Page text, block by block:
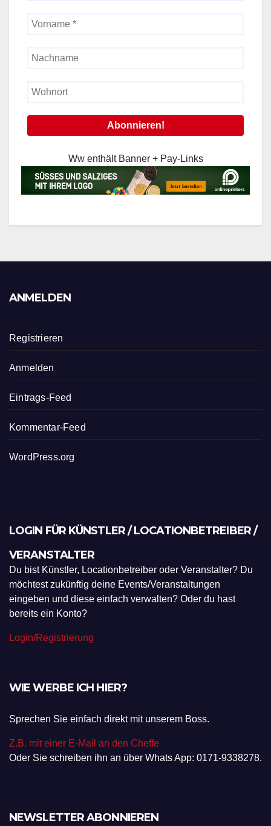
Ww enthält Banner + Pay-Links
ANMELDEN
Registrieren
Anmelden
Eintrags-Feed
Kommentar-Feed
WordPress.org
LOGIN FÜR KÜNSTLER / LOCATIONBETREIBER /
VERANSTALTER
Du bist Künstler, Locationbetreiber oder Veranstalter? Du
möchtest zukünftig deine Events/Veranstaltungen
eingeben und diese einfach verwalten? Oder du hast
bereits ein Konto?
Login/Registrierung
WIE WERBE ICH HIER?
Sprechen Sie einfach direkt mit unserem Boss.
Z.B. mit einer E-Mail an den Cheffe
Oder Sie schreiben ihn an über Whats App: 0171-9338278.
NEWSLETTER ABONNIEREN